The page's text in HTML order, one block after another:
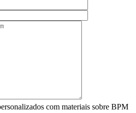
com materiais sobre BPM